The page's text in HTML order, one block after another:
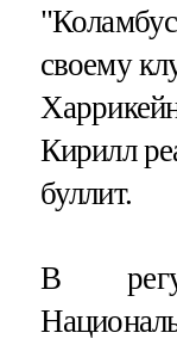
своему
Кирилл
буллит.
В